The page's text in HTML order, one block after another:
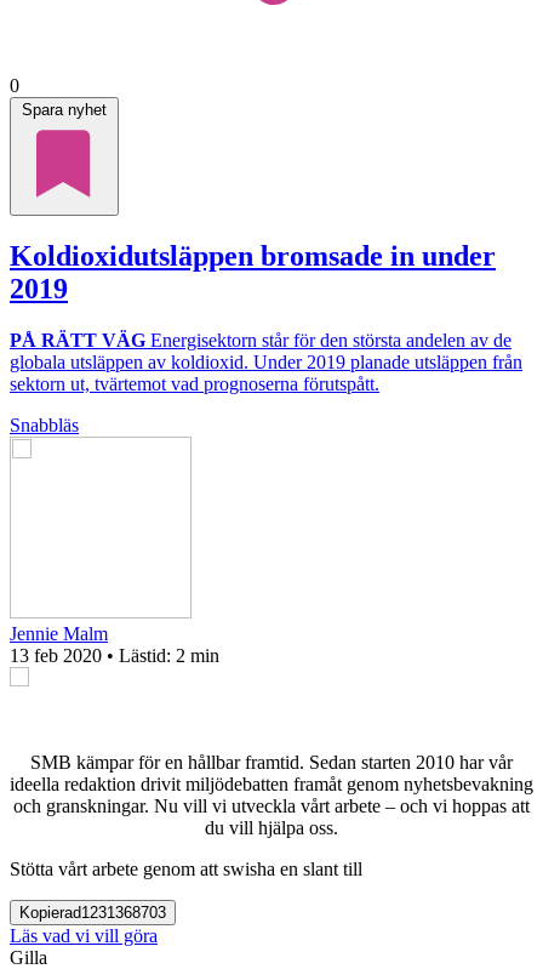
0
Spara nyhet
Koldioxidutsläppen bromsade in under
2019
PÅ RÄTT VÄG Energisektorn står för den största andelen av de
globala utsläppen av koldioxid. Under 2019 planade utsläppen från
sektorn ut, tvärtemot vad prognoserna förutspått.
Snabbläs
Jennie Malm
13 feb 2020 • Lästid: 2 min
SMB kämpar för en hållbar framtid. Sedan starten 2010 har vår
ideella redaktion drivit miljödebatten framåt genom nyhetsbevakning
och granskningar. Nu vill vi utveckla vårt arbete – och vi hoppas att
du vill hjälpa oss.
Stötta vårt arbete genom att swisha en slant till
Kopierad1231368703
Läs vad vi vill göra
Gilla